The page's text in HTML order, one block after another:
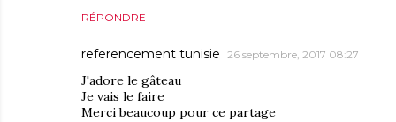
RÉPONDRE
referencement tunisie 26 septembre, 2017 08:27
J'adore le gâteau
Je vais le faire
Merci beaucoup pour ce partage